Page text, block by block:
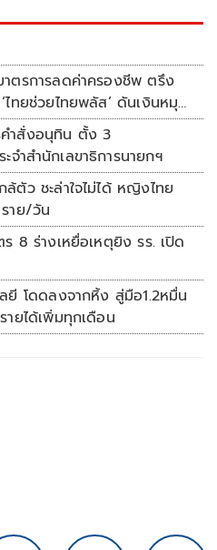
ตรการลดค่าครองชีพ ตรึง
ไทยช่วยไทยพลัส’ ดันเงินหมุน
คำสั่งอนุทิน ตั้ง 3
จำสำนักเลขาธิการนายกฯ
ล้ตัว ชะล่าใจไม่ได้ หญิงไทย
าย/วัน
ร 8 ร่างเหยื่อเหตุยิง รร. เปิด
ลยี โดดลงจากหิ้ง สู่มือ1.2หมื่น
ายได้เพิ่มทุกเดือน